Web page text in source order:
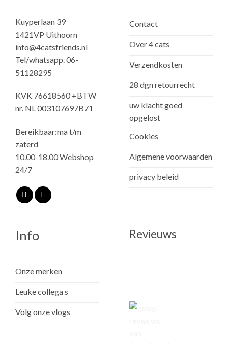
Kuyperlaan 39
1421VP Uithoorn
info@4catsfriends.nl
Tel/whatsapp. 06-
51128295
KVK 76618560 +BTW
nr. NL 003107697B71
Bereikbaar:ma t/m
zaterd
10.00-18.00 Webshop
24/7
Contact
Over 4 cats
Verzendkosten
28 dgn retourrecht
uw klacht goed
opgelost
Cookies
Algemene voorwaarden
privacy beleid
Info
Onze merken
Leuke collega s
Volg onze vlogs
Revieuws